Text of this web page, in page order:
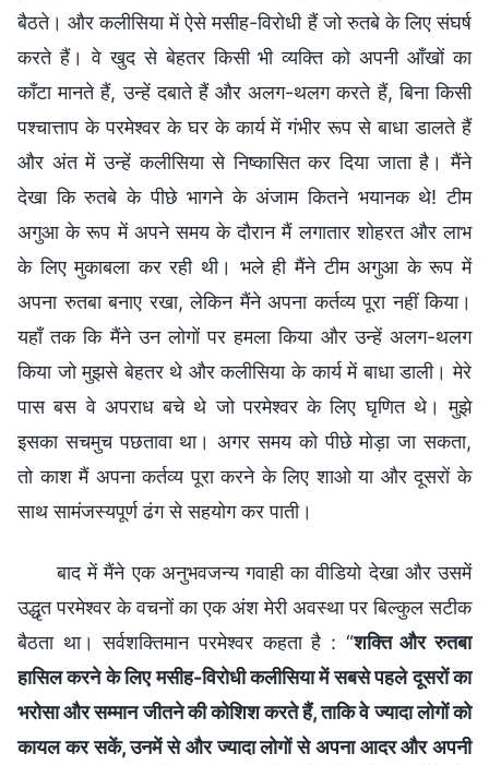
बैठते। और कलीसिया में ऐसे मसीह-विरोधी हैं जो रुतबे के लिए संघर्ष
करते हैं। वे खुद से बेहतर किसी भी व्यक्ति को अपनी आँखों का
काँटा मानते हैं, उन्हें दबाते हैं और अलग-थलग करते हैं, बिना किसी
पश्चात्ताप के परमेश्वर के घर के कार्य में गंभीर रूप से बाधा डालते हैं
और अंत में उन्हें कलीसिया से निष्कासित कर दिया जाता है। मैंने
देखा कि रुतबे के पीछे भागने के अंजाम कितने भयानक थे! टीम
अगुआ के रूप में अपने समय के दौरान मैं लगातार शोहरत और लाभ
के लिए मुकाबला कर रही थी। भले ही मैंने टीम अगुआ के रूप में
अपना रुतबा बनाए रखा, लेकिन मैंने अपना कर्तव्य पूरा नहीं किया।
यहाँ तक कि मैंने उन लोगों पर हमला किया और उन्हें अलग-थलग
किया जो मुझसे बेहतर थे और कलीसिया के कार्य में बाधा डाली। मेरे
पास बस वे अपराध बचे थे जो परमेश्वर के लिए घृणित थे। मुझे
इसका सचमुच पछतावा था। अगर समय को पीछे मोड़ा जा सकता,
तो काश मैं अपना कर्तव्य पूरा करने के लिए शाओ या और दूसरों के
साथ सामंजस्यपूर्ण ढंग से सहयोग कर पाती।
बाद में मैंने एक अनुभवजन्य गवाही का वीडियो देखा और उसमें
उद्धृत परमेश्वर के वचनों का एक अंश मेरी अवस्था पर बिल्कुल सटीक
बैठता था। सर्वशक्तिमान परमेश्वर कहता है : “शक्ति और रुतबा
हासिल करने के लिए मसीह-विरोधी कलीसिया में सबसे पहले दूसरों का
भरोसा और सम्मान जीतने की कोशिश करते हैं, ताकि वे ज्यादा लोगों को
कायल कर सकें, उनमें से और ज्यादा लोगों से अपना आदर और अपनी